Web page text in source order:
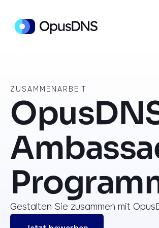
ZUSAMMENARBEIT
Gestalten Sie zusammen mit